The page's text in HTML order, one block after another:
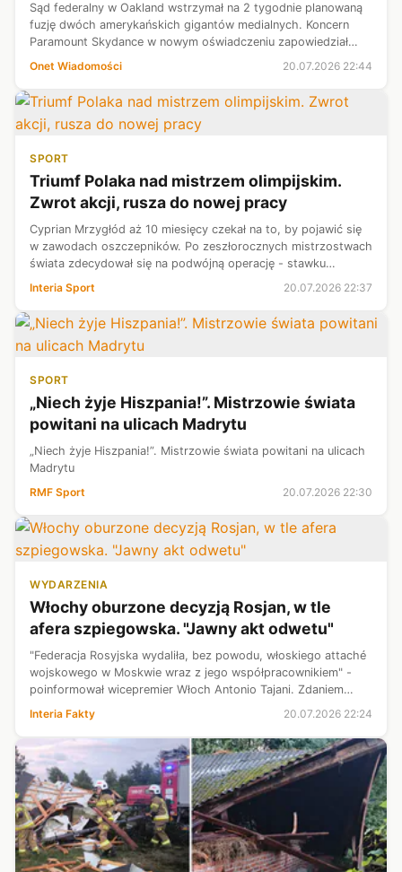
Sąd federalny w Oakland wstrzymał na 2 tygodnie planowaną
fuzję dwóch amerykańskich gigantów medialnych. Koncern
Paramount Skydance w nowym oświadczeniu zapowiedział
jednak, że nie zamierza rezygnować z przejęcia Warner Bros.
Onet Wiadomości 20.07.2026 22:44
SPORT
Triumf Polaka nad mistrzem olimpijskim.
Zwrot akcji, rusza do nowej pracy
Cyprian Mrzygłód aż 10 miesięcy czekał na to, by pojawić się
w zawodach oszczepników. Po zeszłorocznych mistrzostwach
świata zdecydował się na podwójną operację - stawku
skokowego i kolanowego. I nie ukrywał, że celem zasadniczym
jest pełna dyspozycj...
Interia Sport 20.07.2026 22:37
SPORT
„Niech żyje Hiszpania!”. Mistrzowie świata
powitani na ulicach Madrytu
„Niech żyje Hiszpania!”. Mistrzowie świata powitani na ulicach
Madrytu
RMF Sport
20.07.2026 22:30
WYDARZENIA
Włochy oburzone decyzją Rosjan, w tle
afera szpiegowska. "Jawny akt odwetu"
"Federacja Rosyjska wydaliła, bez powodu, włoskiego attaché
wojskowego w Moskwie wraz z jego współpracownikiem" -
poinformował wicepremier Włoch Antonio Tajani. Zdaniem
polityka decyzja Kremla to "jawny akt odwetu". Wcześniej
Rzym wydalił bowiem dwóc...
Interia Fakty 20.07.2026 22:24